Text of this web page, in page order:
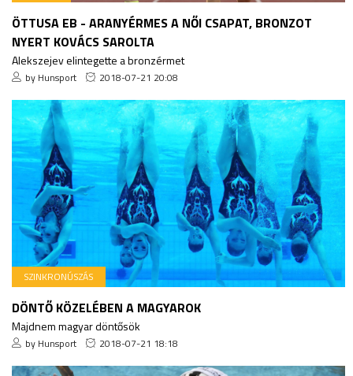
ÖTTUSA EB - ARANYÉRMES A NŐI CSAPAT, BRONZOT
NYERT KOVÁCS SAROLTA
Alekszejev elintegette a bronzérmet
by Hunsport 2018-07-21 20:08
SZINKRONÚSZÁS
DÖNTŐ KÖZELÉBEN A MAGYAROK
Majdnem magyar döntősök
by Hunsport 2018-07-21 18:18